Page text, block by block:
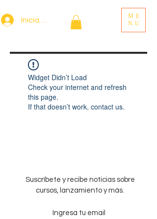
Iniciar sesión
ME
NU
Widget Didn’t Load
Check your internet and refresh
this page.
If that doesn’t work, contact us.
Suscríbete y recibe noticias sobre
cursos, lanzamiento y más.